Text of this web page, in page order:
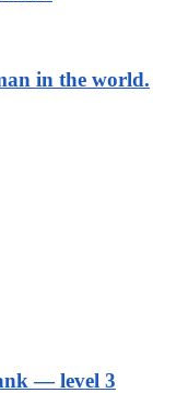
in the world.
— level 3